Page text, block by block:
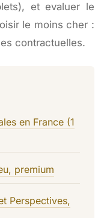
et evaluer le
le moins cher :
contractuelles.
en France (1
premium
Perspectives,